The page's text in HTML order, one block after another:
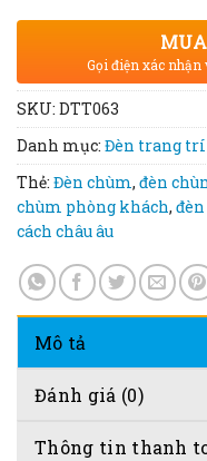
Gọi điện xác
SKU: DTT063
Danh mục: Đèn trang trí
Thẻ: Đèn chùm, đèn
chùm phòng khách,
cách châu âu
Mô tả
Đánh giá (0)
Thông tin thanh